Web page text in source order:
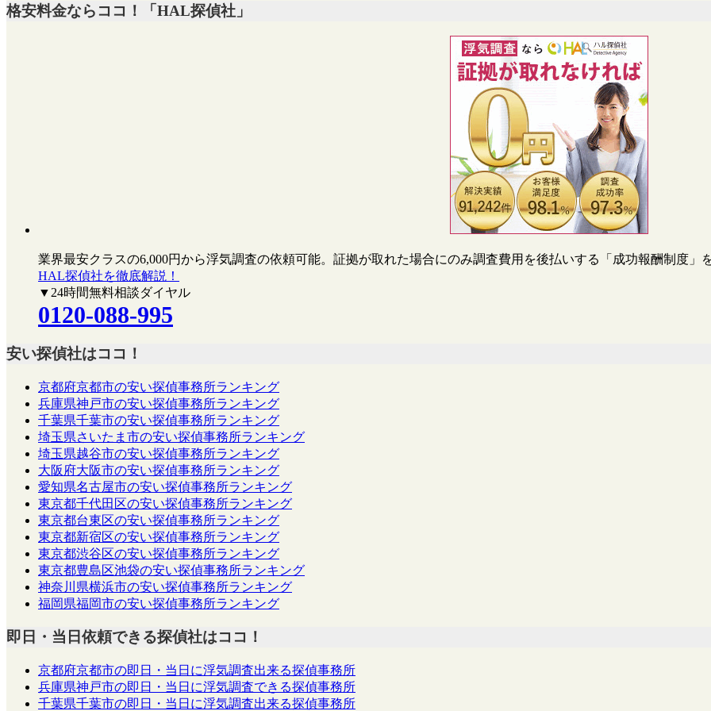
格安料金ならココ！「HAL探偵社」
業界最安クラスの6,000円から浮気調査の依頼可能。証拠が取れた場合にのみ調査費用を後払いする「成功報酬制度」
HAL探偵社を徹底解説！
▼24時間無料相談ダイヤル
0120-088-995
安い探偵社はココ！
京都府京都市の安い探偵事務所ランキング
兵庫県神戸市の安い探偵事務所ランキング
千葉県千葉市の安い探偵事務所ランキング
埼玉県さいたま市の安い探偵事務所ランキング
埼玉県越谷市の安い探偵事務所ランキング
大阪府大阪市の安い探偵事務所ランキング
愛知県名古屋市の安い探偵事務所ランキング
東京都千代田区の安い探偵事務所ランキング
東京都台東区の安い探偵事務所ランキング
東京都新宿区の安い探偵事務所ランキング
東京都渋谷区の安い探偵事務所ランキング
東京都豊島区池袋の安い探偵事務所ランキング
神奈川県横浜市の安い探偵事務所ランキング
福岡県福岡市の安い探偵事務所ランキング
即日・当日依頼できる探偵社はココ！
京都府京都市の即日・当日に浮気調査出来る探偵事務所
兵庫県神戸市の即日・当日に浮気調査できる探偵事務所
千葉県千葉市の即日・当日に浮気調査出来る探偵事務所